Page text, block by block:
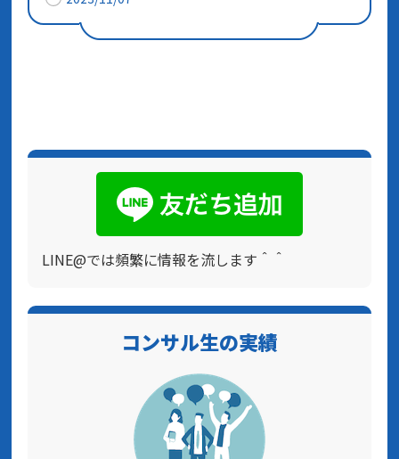
LINE@では頻繁に情報を流します＾＾
コンサル生の実績